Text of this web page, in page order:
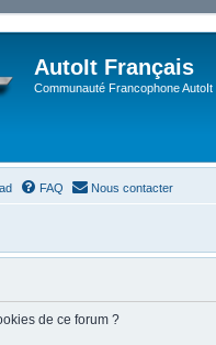
AutoIt Français
Communauté Francophone AutoIt
FAQ Nous contacter
de ce forum ?